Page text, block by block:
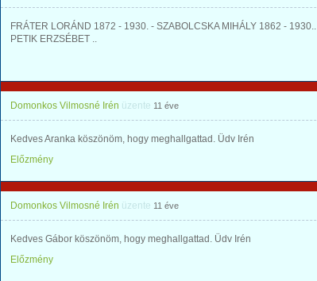
FRÁTER LORÁND 1872 - 1930. - SZABOLCSKA MIHÁLY 1862 - 1930..
PETIK ERZSÉBET ..
Domonkos Vilmosné Irén üzente 11 éve
Kedves Aranka köszönöm, hogy meghallgattad. Üdv Irén
Előzmény
Domonkos Vilmosné Irén üzente 11 éve
Kedves Gábor köszönöm, hogy meghallgattad. Üdv Irén
Előzmény